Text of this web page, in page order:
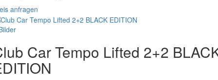
anfragen
Car Tempo Lifted 2+2